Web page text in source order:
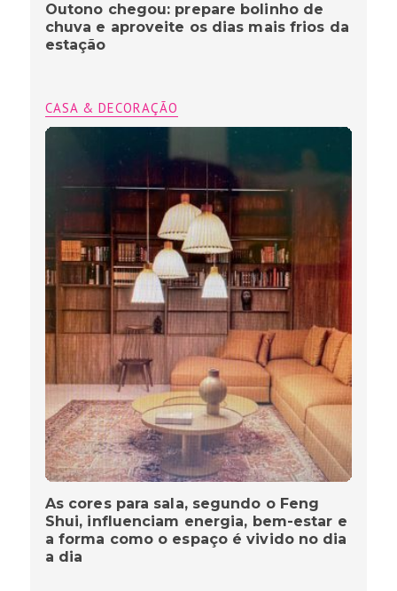
Outono chegou: prepare bolinho de
chuva e aproveite os dias mais frios da
estação
CASA & DECORAÇÃO
As cores para sala, segundo o Feng
Shui, influenciam energia, bem-estar e
a forma como o espaço é vivido no dia
a dia